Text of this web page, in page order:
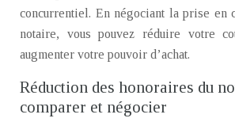
concurrentiel. En négociant la prise en
notaire, vous pouvez réduire votre
augmenter votre pouvoir d’achat.
Réduction des honoraires du
comparer et négocier